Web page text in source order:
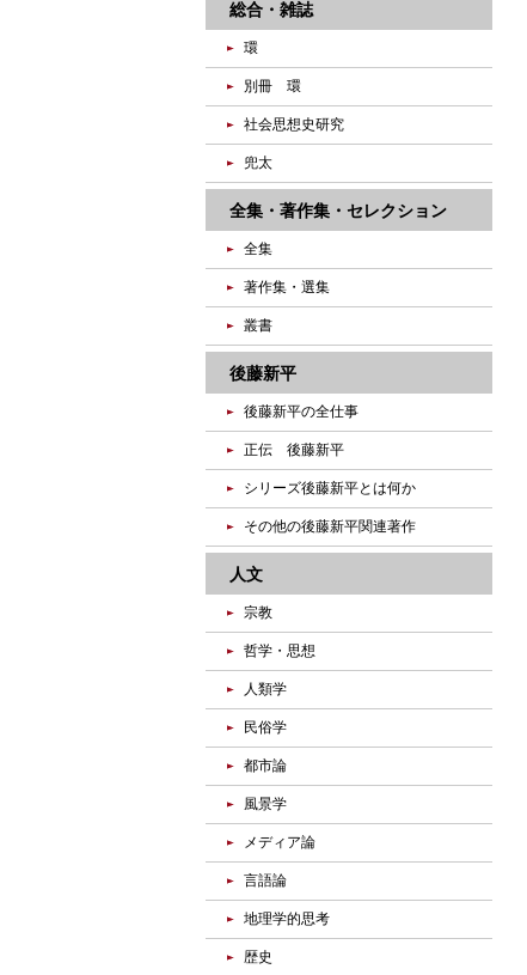
総合・雑誌
環
別冊 環
社会思想史研究
兜太
全集・著作集・セレクション
全集
著作集・選集
叢書
後藤新平
後藤新平の全仕事
正伝 後藤新平
シリーズ後藤新平とは何か
その他の後藤新平関連著作
人文
宗教
哲学・思想
人類学
民俗学
都市論
風景学
メディア論
言語論
地理学的思考
歴史